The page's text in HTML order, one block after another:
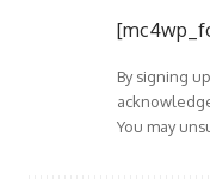
By signing
You may